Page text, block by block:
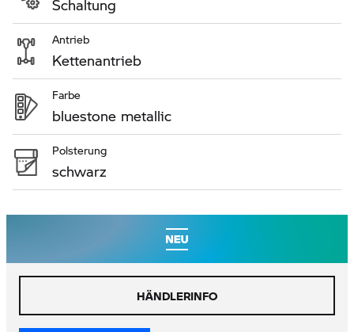
Schaltung
Antrieb
Kettenantrieb
Farbe
bluestone metallic
Polsterung
schwarz
HÄNDLERINFO